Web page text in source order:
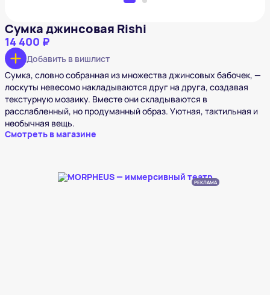
Сумка джинсовая Rishi
14 400 ₽
Добавить в вишлист
Сумка, словно собранная из множества джинсовых бабочек, —
лоскуты невесомо накладываются друг на друга, создавая
текстурную мозаику. Вместе они складываются в
расслабленный, но продуманный образ. Уютная, тактильная и
необычная вещь.
Смотреть в магазине
РЕКЛАМА